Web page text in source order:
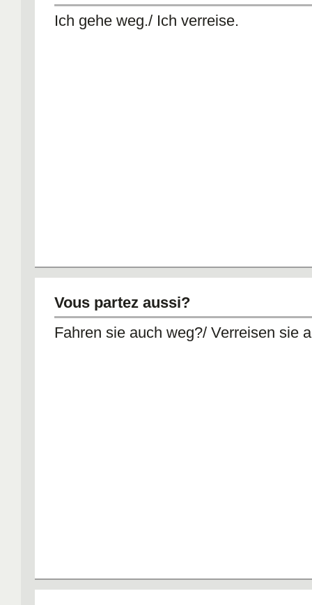
Ich gehe weg./ Ich verreise.
Vous partez aussi?
Fahren sie auch weg?/ Verreisen sie